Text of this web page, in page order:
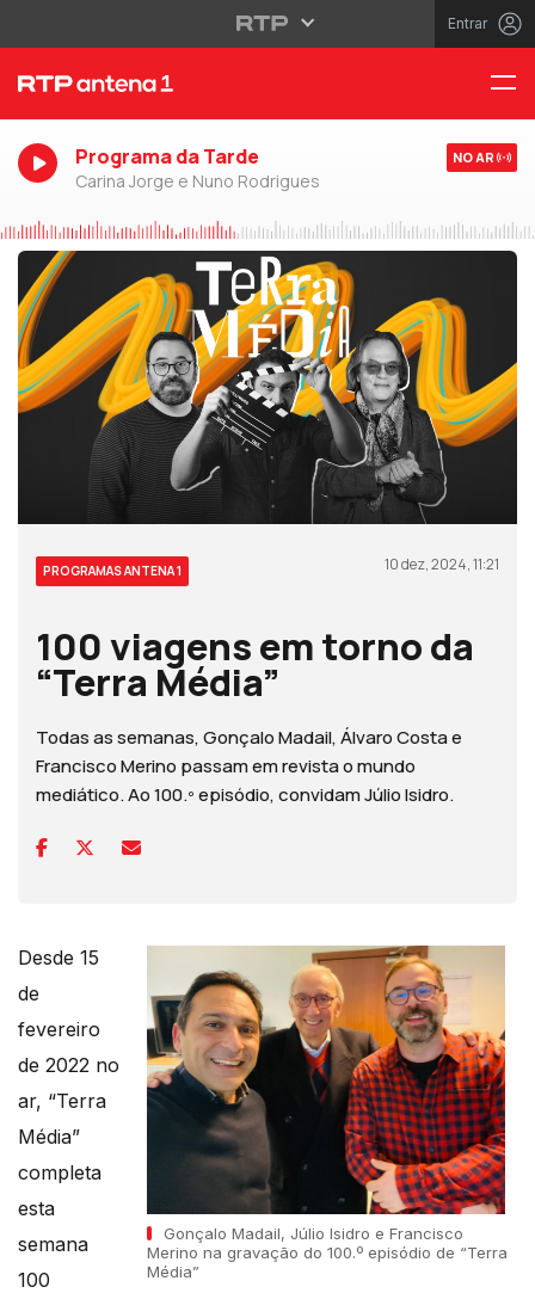
Entrar
Programa da Tarde
Carina Jorge e Nuno Rodrigues
NO AR
PROGRAMAS ANTENA 1 10 dez, 2024, 11:21
100 viagens em torno da
“Terra Média”
Todas as semanas, Gonçalo Madail, Álvaro Costa e
Francisco Merino passam em revista o mundo
mediático. Ao 100.º episódio, convidam Júlio Isidro.
Gonçalo Madail, Júlio Isidro e Francisco
Merino na gravação do 100.º episódio de “Terra
Média”
Desde 15
de
fevereiro
de 2022 no
ar, “Terra
Média”
completa
esta
semana
100